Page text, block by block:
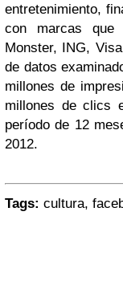
entretenimiento,
con marcas que
Monster, ING,
de datos
millones de
millones de clics
período de 12
2012.
Tags: cultura,